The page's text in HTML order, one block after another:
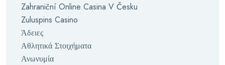
Zahraniční Online Casina V Česku
Zuluspins Casino
Άδειες
Αθλητικά Στοιχήματα
Ανωνυμία